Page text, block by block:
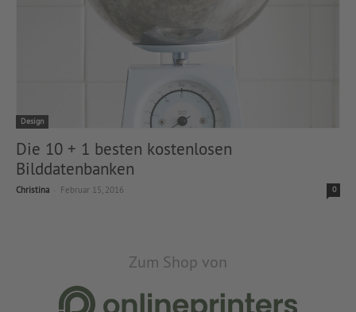
Design
Die 10 + 1 besten kostenlosen
Bilddatenbanken
Christina Februar 15, 2016 0
Zum Shop von